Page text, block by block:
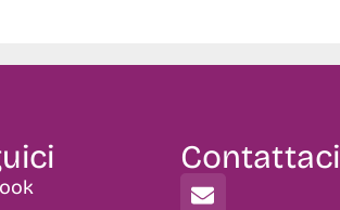
Contattaci